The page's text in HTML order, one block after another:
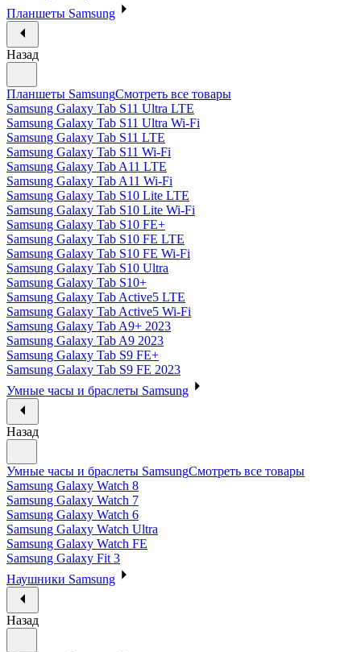
Планшеты Samsung
Назад
Планшеты SamsungСмотреть все товары
Samsung Galaxy Tab S11 Ultra LTE
Samsung Galaxy Tab S11 Ultra Wi-Fi
Samsung Galaxy Tab S11 LTE
Samsung Galaxy Tab S11 Wi-Fi
Samsung Galaxy Tab A11 LTE
Samsung Galaxy Tab A11 Wi-Fi
Samsung Galaxy Tab S10 Lite LTE
Samsung Galaxy Tab S10 Lite Wi-Fi
Samsung Galaxy Tab S10 FE+
Samsung Galaxy Tab S10 FE LTE
Samsung Galaxy Tab S10 FE Wi-Fi
Samsung Galaxy Tab S10 Ultra
Samsung Galaxy Tab S10+
Samsung Galaxy Tab Active5 LTE
Samsung Galaxy Tab Active5 Wi-Fi
Samsung Galaxy Tab A9+ 2023
Samsung Galaxy Tab A9 2023
Samsung Galaxy Tab S9 FE+
Samsung Galaxy Tab S9 FE 2023
Умные часы и браслеты Samsung
Назад
Умные часы и браслеты SamsungСмотреть все товары
Samsung Galaxy Watch 8
Samsung Galaxy Watch 7
Samsung Galaxy Watch 6
Samsung Galaxy Watch Ultra
Samsung Galaxy Watch FE
Samsung Galaxy Fit 3
Наушники Samsung
Назад